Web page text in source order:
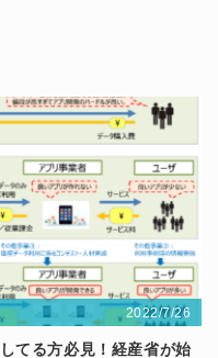
2022/7/26
てる方必見！経産省が始